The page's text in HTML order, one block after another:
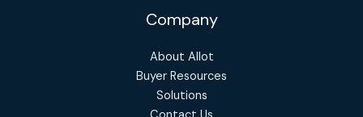
Company
About Allot
Buyer Resources
Solutions